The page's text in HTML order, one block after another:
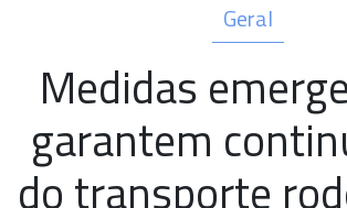
Geral
Medidas
garantem
do transporte